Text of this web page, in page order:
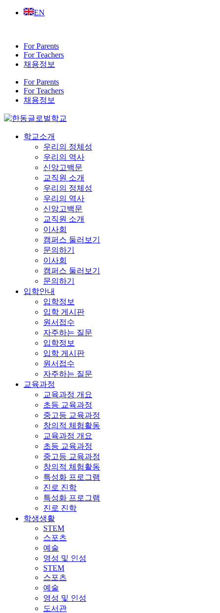
Skip
EN
For Parents
For Teachers
채용정보
For Parents
For Teachers
채용정보
학교소개
우리의 정체성
우리의 역사
신앙고백문
교직원 소개
우리의 정체성
우리의 역사
신앙고백문
교직원 소개
이사회
캠퍼스 둘러보기
문의하기
이사회
캠퍼스 둘러보기
문의하기
입학안내
입학정보
입학 게시판
원서접수
자주하는 질문
입학정보
입학 게시판
원서접수
자주하는 질문
교육과정
교육과정 개요
초등 교육과정
중고등 교육과정
창의적 체험활동
교육과정 개요
초등 교육과정
중고등 교육과정
창의적 체험활동
특성화 프로그램
진로 진학
특성화 프로그램
진로 진학
학생생활
STEM
스포츠
예술
영성 및 인성
STEM
스포츠
예술
영성 및 인성
도서관